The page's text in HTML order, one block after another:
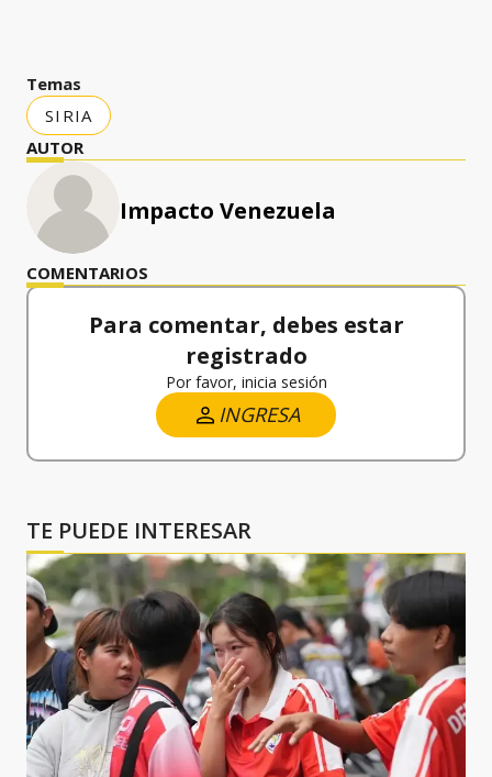
Temas
SIRIA
AUTOR
Impacto Venezuela
COMENTARIOS
Para comentar, debes estar
registrado
Por favor, inicia sesión
INGRESA
TE PUEDE INTERESAR